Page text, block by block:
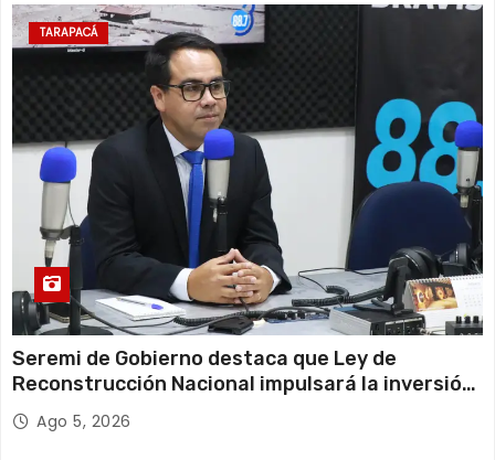
TARAPACÁ
Seremi de Gobierno destaca que Ley de
Reconstrucción Nacional impulsará la inversión
y el empleo en Tarapacá
Ago 5, 2026